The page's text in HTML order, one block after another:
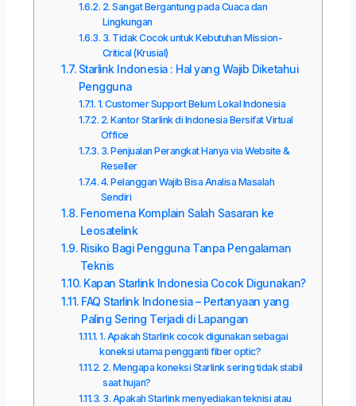
2. Sangat Bergantung pada Cuaca dan
Lingkungan
3. Tidak Cocok untuk Kebutuhan Mission-
Critical (Krusial)
Starlink Indonesia : Hal yang Wajib Diketahui
Pengguna
1. Customer Support Belum Lokal Indonesia
2. Kantor Starlink di Indonesia Bersifat Virtual
Office
3. Penjualan Perangkat Hanya via Website &
Reseller
4. Pelanggan Wajib Bisa Analisa Masalah
Sendiri
Fenomena Komplain Salah Sasaran ke
Leosatelink
Risiko Bagi Pengguna Tanpa Pengalaman
Teknis
Kapan Starlink Indonesia Cocok Digunakan?
FAQ Starlink Indonesia – Pertanyaan yang
Paling Sering Terjadi di Lapangan
1. Apakah Starlink cocok digunakan sebagai
koneksi utama pengganti fiber optic?
2. Mengapa koneksi Starlink sering tidak stabil
saat hujan?
3. Apakah Starlink menyediakan teknisi atau